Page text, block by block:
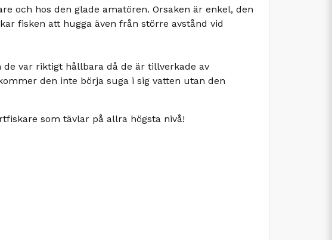
och hos den glade amatören. Orsaken är enkel, den
fisken att hugga även från större avstånd vid
var riktigt hållbara då de är tillverkade av
den inte börja suga i sig vatten utan den
som tävlar på allra högsta nivå!